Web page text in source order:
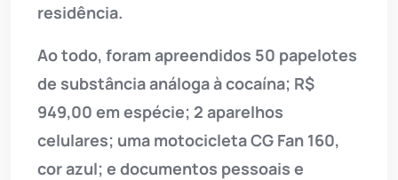
residência.
Ao todo, foram apreendidos 50 papelotes
de substância análoga à cocaína; R$
949,00 em espécie; 2 aparelhos
celulares; uma motocicleta CG Fan 160,
cor azul; e documentos pessoais e